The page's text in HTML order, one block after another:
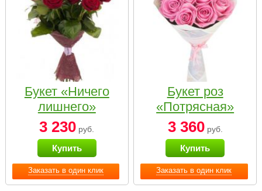
Заказать в один клик
Букет «Ничего
лишнего»
3 230 руб.
Купить
Заказать в один клик
Букет роз
«Потрясная»
3 360руб.
Купить